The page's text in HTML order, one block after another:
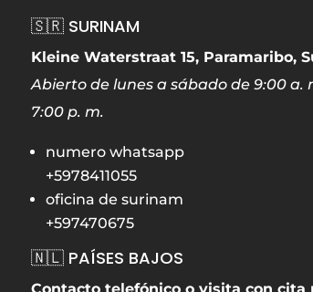
🇸🇷 SURINAM
Kleine Waterstraat 15, Paramaribo,
Abierto de lunes a sábado de 9:00 a.
7:00 p. m.
numero whatsapp
+5978411055
oficina de surinam
+597470675
🇳🇱 PAÍSES BAJOS